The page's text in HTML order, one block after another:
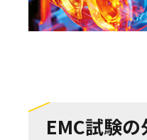
EMC試験